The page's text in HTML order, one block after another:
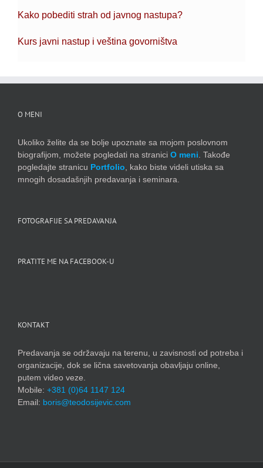
Kako pobediti strah od javnog nastupa?
Kurs javni nastup i veština govorništva
O MENI
Ukoliko želite da se bolje upoznate sa mojom poslovnom
biografijom, možete pogledati na stranici O meni . Takođe
pogledajte stranicu Portfolio , kako biste videli utiska sa
mnogih dosadašnjih predavanja i seminara.
FOTOGRAFIJE SA PREDAVANJA
PRATITE ME NA FACEBOOK-U
KONTAKT
Predavanja se održavaju na terenu, u zavisnosti od potreba i
organizacije, dok se lična savetovanja obavljaju online,
putem video veze.
Mobile: +381 (0)64 1147 124
Email: boris@teodosijevic.com